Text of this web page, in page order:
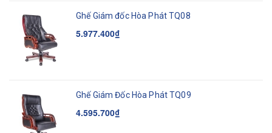
Ghế Giám đốc Hòa Phát TQ08
5.977.400₫
Ghế Giám Đốc Hòa Phát TQ09
4.595.700₫